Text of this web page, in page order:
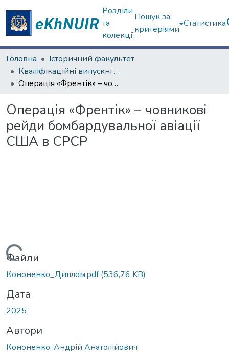
Розділи
та
колекції
Пошук за
критеріями
Статистика
Головна
Історичний факультет
Кваліфікаційні випускні роботи магістрів. Історичний факультет
Операція «Френтік» – човникові рейди бомбардувальної авіації США в СРСР
Операція «Френтік» – човникові
рейди бомбардувальної авіації
США в СРСР
Файли
Кононенко_Диплом.pdf(536,76 KB)
Дата
2025
Автори
Кононенко, Андрій Анатолійович